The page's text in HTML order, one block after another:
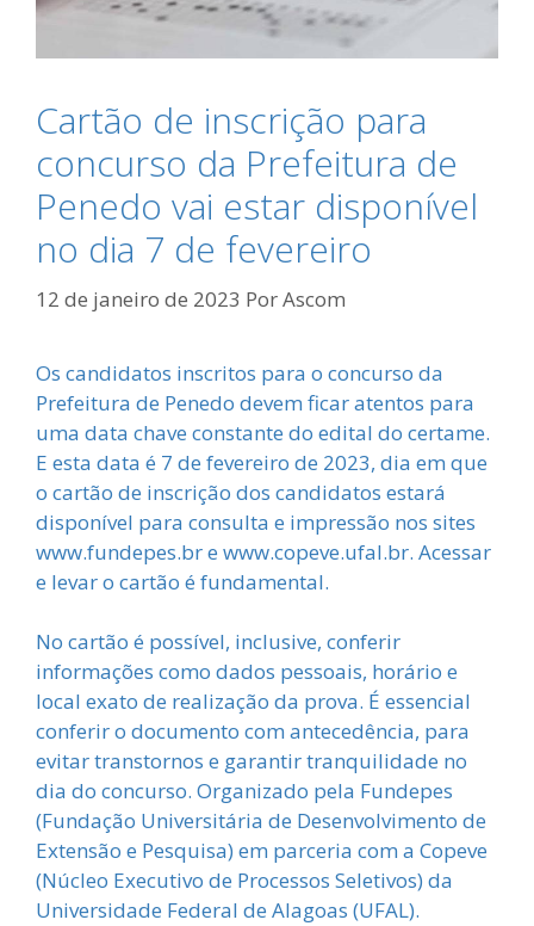
Cartão de inscrição para
concurso da Prefeitura de
Penedo vai estar disponível
no dia 7 de fevereiro
12 de janeiro de 2023 PorAscom
Os candidatos inscritos para o concurso da
Prefeitura de Penedo devem ficar atentos para
uma data chave constante do edital do certame.
E esta data é 7 de fevereiro de 2023, dia em que
o cartão de inscrição dos candidatos estará
disponível para consulta e impressão nos sites
www.fundepes.br e www.copeve.ufal.br. Acessar
e levar o cartão é fundamental.
No cartão é possível, inclusive, conferir
informações como dados pessoais, horário e
local exato de realização da prova. É essencial
conferir o documento com antecedência, para
evitar transtornos e garantir tranquilidade no
dia do concurso. Organizado pela Fundepes
(Fundação Universitária de Desenvolvimento de
Extensão e Pesquisa) em parceria com a Copeve
(Núcleo Executivo de Processos Seletivos) da
Universidade Federal de Alagoas (UFAL).